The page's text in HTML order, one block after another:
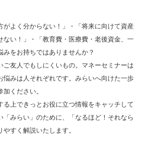
がよく分からない！」・「将来に向けて資産
い！」・「教育費・医療費・老後資金、一
をお持ちではありませんか？
友人でもしにくいもの。マネーセミナーは
みは人それぞれです。みらいへ向けた一歩
ください。
上できっとお役に立つ情報をキャッチして
みらい」のために、「なるほど！それなら
すく解説いたします。